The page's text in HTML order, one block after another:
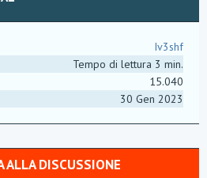
Iv3shf
Tempo di lettura 3 min.
15.040
30 Gen 2023
ALLA DISCUSSIONE